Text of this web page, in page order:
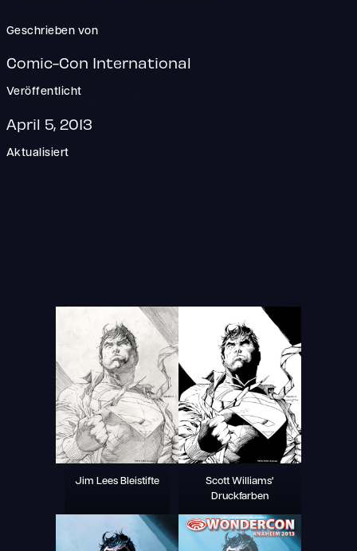
Geschrieben von
Comic-Con International
Veröffentlicht
April 5, 2013
Aktualisiert
Jim Lees Bleistifte
Scott Williams'
Druckfarben